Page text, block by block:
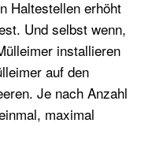
Haltestellen erhöht
Und selbst wenn,
installieren
auf den
Je nach Anzahl
maximal